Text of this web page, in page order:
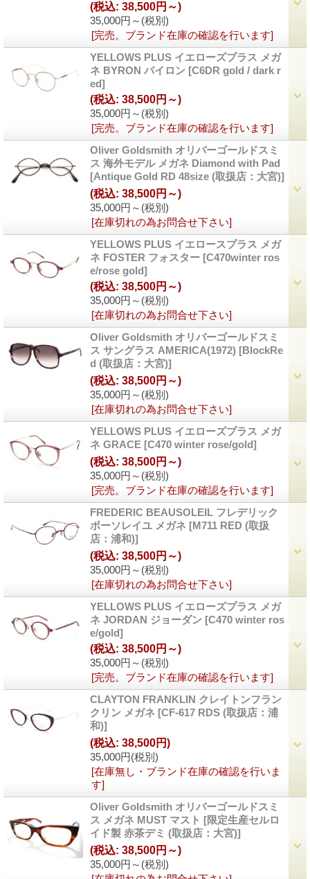
35,000円～ (税別)
(税込: 38,500円～)
[完売。ブランド在庫の確認を行います]
YELLOWS PLUS イエローズプラス メガ
ネ BYRON バイロン [C6DR gold / dark r
ed]
35,000円～ (税別)
(税込: 38,500円～)
[完売。ブランド在庫の確認を行います]
Oliver Goldsmith オリバーゴールドスミ
ス 海外モデル メガネ Diamond with Pad
[Antique Gold RD 48size (取扱店：大宮)]
35,000円～ (税別)
(税込: 38,500円～)
[在庫切れの為お問合せ下さい]
YELLOWS PLUS イエロースプラス メガ
ネ FOSTER フォスター [C470winter ros
e/rose gold]
35,000円～ (税別)
(税込: 38,500円～)
[在庫切れの為お問合せ下さい]
Oliver Goldsmith オリバーゴールドスミ
ス サングラス AMERICA(1972) [BlockRe
d (取扱店：大宮)]
35,000円～ (税別)
(税込: 38,500円～)
[在庫切れの為お問合せ下さい]
YELLOWS PLUS イエローズプラス メガ
ネ GRACE [C470 winter rose/gold]
35,000円～ (税別)
(税込: 38,500円～)
[完売。ブランド在庫の確認を行います]
FREDERIC BEAUSOLEIL フレデリック
ボーソレイユ メガネ [M711 RED (取扱
店：浦和)]
35,000円～ (税別)
(税込: 38,500円～)
[在庫切れの為お問合せ下さい]
YELLOWS PLUS イエローズプラス メガ
ネ JORDAN ジョーダン [C470 winter ros
e/gold]
35,000円～ (税別)
(税込: 38,500円～)
[完売。ブランド在庫の確認を行います]
CLAYTON FRANKLIN クレイトンフラン
クリン メガネ [CF-617 RDS (取扱店：浦
和)]
35,000円(税別)
(税込: 38,500円)
[在庫無し・ブランド在庫の確認を行いま
す]
Oliver Goldsmith オリバーゴールドスミ
ス メガネ MUST マスト [限定生産セルロ
イド製 赤茶デミ (取扱店：大宮)]
35,000円～ (税別)
(税込: 38,500円～)